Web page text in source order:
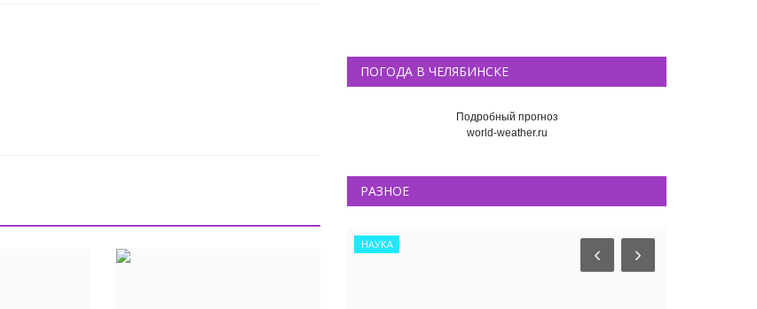
ПОГОДА В ЧЕЛЯБИНСКЕ
Подробный прогноз
world-weather.ru
РАЗНОЕ
НАУКА